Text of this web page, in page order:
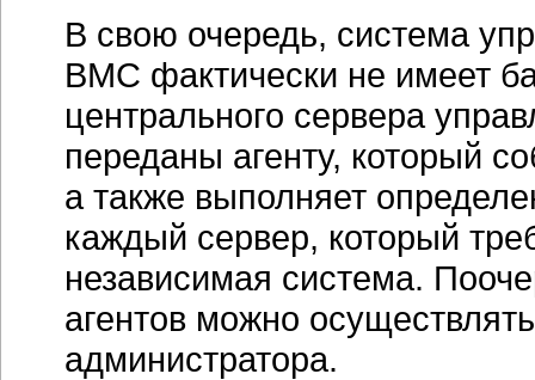
В свою очередь, система
ВМС фактически не имеет
центрального сервера
переданы агенту, который
а также выполняет
каждый сервер, который
независимая система.
агентов можно
администратора.